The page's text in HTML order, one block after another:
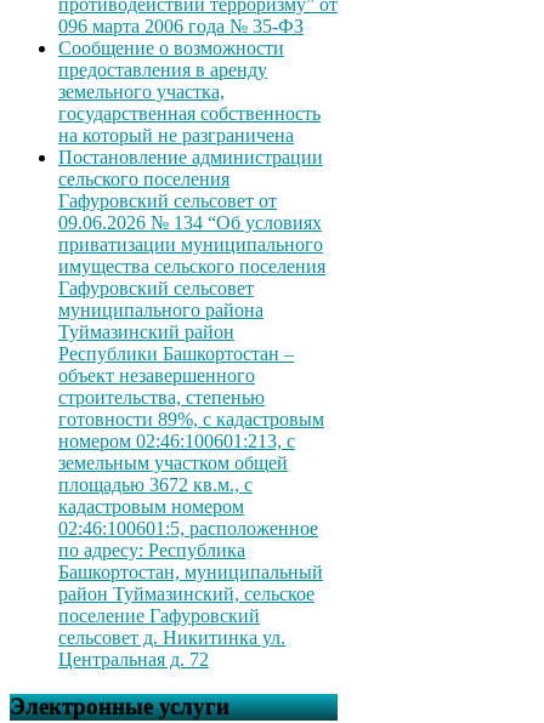
096 марта 2006 года № 35-ФЗ
Сообщение о возможности
предоставления в аренду
земельного участка,
государственная собственность
на который не разграничена
Постановление администрации
сельского поселения
Гафуровский сельсовет от
09.06.2026 № 134 “Об условиях
приватизации муниципального
имущества сельского поселения
Гафуровский сельсовет
муниципального района
Туймазинский район
Республики Башкортостан –
объект незавершенного
строительства, степенью
готовности 89%, с кадастровым
номером 02:46:100601:213, с
земельным участком общей
площадью 3672 кв.м., с
кадастровым номером
02:46:100601:5, расположенное
по адресу: Республика
Башкортостан, муниципальный
район Туймазинский, сельское
поселение Гафуровский
сельсовет д. Никитинка ул.
Центральная д. 72
Электронные услуги